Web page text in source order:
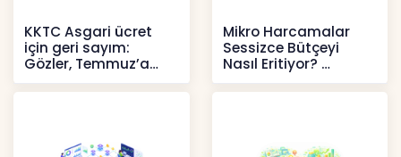
KKTC Asgari ücret
için geri sayım:
Gözler, Temmuz’a
yansıması beklenen
artışta
Mikro Harcamalar
Sessizce Bütçeyi
Nasıl Eritiyor?
İçerikler